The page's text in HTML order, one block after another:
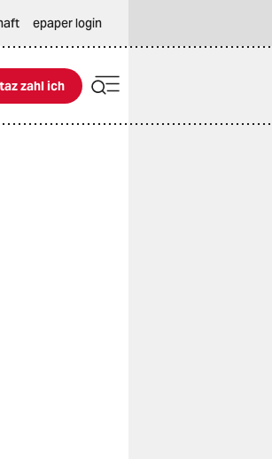
epaper login
ich
taz zahl ich